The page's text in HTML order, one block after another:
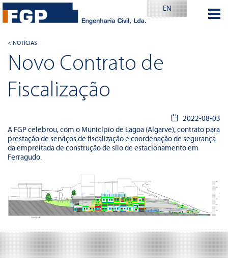
EN
< NOTÍCIAS
Novo Contrato de
Fiscalização
2022-08-03
A FGP celebrou, com o Município de Lagoa (Algarve), contrato para
prestação de serviços de fiscalização e coordenação de segurança
da empreitada de construção de silo de estacionamento em
Ferragudo.